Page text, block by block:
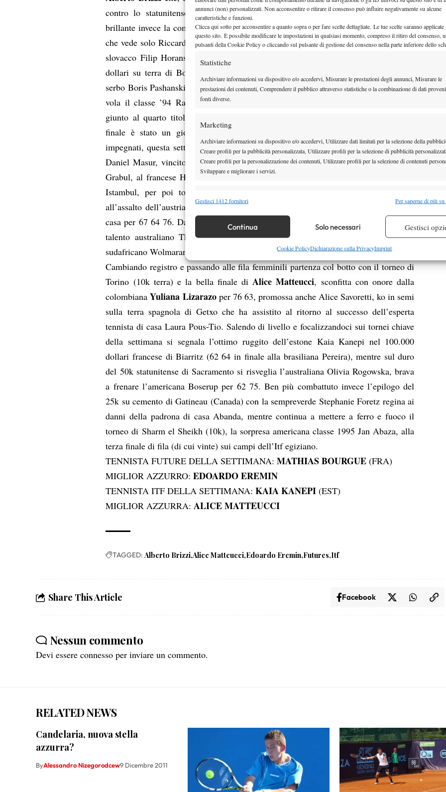
annunci (non) personalizzati. Non acconsentire o ritirare il consenso può influire negativamente su alcune
caratteristiche e funzioni.
Clicca qui sotto per acconsentire a quanto sopra o per fare scelte dettagliate. Le tue scelte saranno applicate
questo sito. È possibile modificare le impostazioni in qualsiasi momento, compreso il ritiro del consenso,
pulsanti della Cookie Policy o cliccando sul pulsante di gestione del consenso nella parte inferiore dello
Statistiche
Archiviare informazioni su dispositivo e/o accedervi, Misurare le prestazioni degli annunci, Misurare le
prestazioni dei contenuti, Comprendere il pubblico attraverso statistiche o la combinazione di dati
fonti diverse.
Marketing
Archiviare informazioni su dispositivo e/o accedervi, Utilizzare dati limitati per la selezione della
Creare profili per la pubblicità personalizzata, Utilizzare profili per la selezione di pubblicità
Creare profili per la personalizzazione dei contenuti, Utilizzare profili per la selezione di contenuti
Sviluppare e migliorare i servizi.
Funzionalità
Identificare i dispositivi in base alle informazioni trasmesse automaticamente.
Garantire la sicurezza, prevenire e rilevare frodi, correggere errori,
Erogare e presentare pubblicità e contenuto, Salvare e comunicare le
Gestisci 1412 fornitori Per saperne di più
Continua Solo necessari Gestisci
Cookie PolicyDichiarazione sulla PrivacyImprint
contro lo statunitense
Bjorn Fratangelo, poi vincitore anche in doppio. Meno
brillante invece la compagine azzurra di scena a Pitesti-Bascov (Romania, 10k terra)
che vede solo Riccardo Sinicropi raggiungere i quarti in un torneo vinto dal giovane
slovacco Filip Horanski. Decisamente meno giovane invece il vincitore del 15.000
dollari su terra di Bourg-en-Bresse che ha visto il ritorno al successo del 31enne
serbo Boris Pashanski, superiore in finale al belga Reuter, mentre a Getxo (10k terra)
vola il classe ’94 Ramkumar Ramanathan, tennista indiano originario di Chennai
giunto al quarto titolo in carriera. E se per Ramanathan sbrigare la pratica della
finale è stato un gioco da ragazzi lo stesso non si può dire per altri tennisti
impegnati, questa settimana, in maratone vincenti al’ultimo punto: si va dal tedesco
Daniel Masur, vincitore sulla terra di Knokke (Belgio) per 76 46 76 sul macedone
Grabul, al francese Hugo Nys, superiore per 76 36 76 al croato Pecotic in quel di
Istambul, per poi tornare a un altro tedesco, Peter Torebko, bravo a resistere
all’assalto dell’austriaco Novak nel 15k su terra di Kassel, vinto poi dal tennista di
casa per 67 64 76. Da segnalare infine l’incursione vincente nel circuito cadetto del
talento australiano Thanasi Kokkinakis a Saskatoon, vincitore in finale contro il
sudafricano Wolmarans del suo primo titolo in carriera.
Cambiando registro e passando alle fila femminili partenza col botto con il torneo di
Torino (10k terra) e la bella finale diAlice Matteucci, sconfitta con onore dalla
colombianaYuliana Lizarazoper 76 63, promossa anche Alice Savoretti, ko in semi
sulla terra spagnola di Getxo che ha assistito al ritorno al successo dell’esperta
tennista di casa Laura Pous-Tio. Salendo di livello e focalizzandoci sui tornei chiave
della settimana si segnala l’ottimo ruggito dell’estone Kaia Kanepi nel 100.000
dollari francese di Biarritz (62 64 in finale alla brasiliana Pereira), mentre sul duro
del 50k statunitense di Sacramento si risveglia l’australiana Olivia Rogowska, brava
a frenare l’americana Boserup per 62 75. Ben più combattuto invece l’epilogo del
25k su cemento di Gatineau (Canada) con la sempreverde Stephanie Foretz regina ai
danni della padrona di casa Abanda, mentre continua a mettere a ferro e fuoco il
torneo di Sharm el Sheikh (10k), la sorpresa americana classe 1995 Jan Abaza, alla
terza finale di fila (di cui vinte) sui campi dell’Itf egiziano.
TENNISTA FUTURE DELLA SETTIMANA:MATHIAS BOURGUE (FRA)
MIGLIOR AZZURRO: EDOARDO EREMIN
TENNISTA ITF DELLA SETTIMANA:KAIA KANEPI (EST)
MIGLIOR AZZURRA:ALICE MATTEUCCI
TAGGED: Alberto Brizzi Alice Matteucci Edoardo Eremin Futures Itf
Share This Article Facebook
Nessun commento
Devi essere connesso per inviare un commento.
RELATED NEWS
Candelaria, nuova stella
azzurra?
ByAlessandro Nizegorodcew9 Dicembre 2011